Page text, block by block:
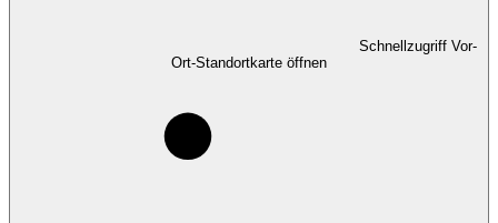
Schnellzugriff Vor-
Ort-Standortkarte öffnen